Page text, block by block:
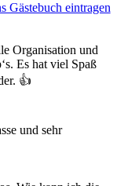
Gästebuch eintragen
Organisation und
Es hat viel Spaß
👍
und sehr